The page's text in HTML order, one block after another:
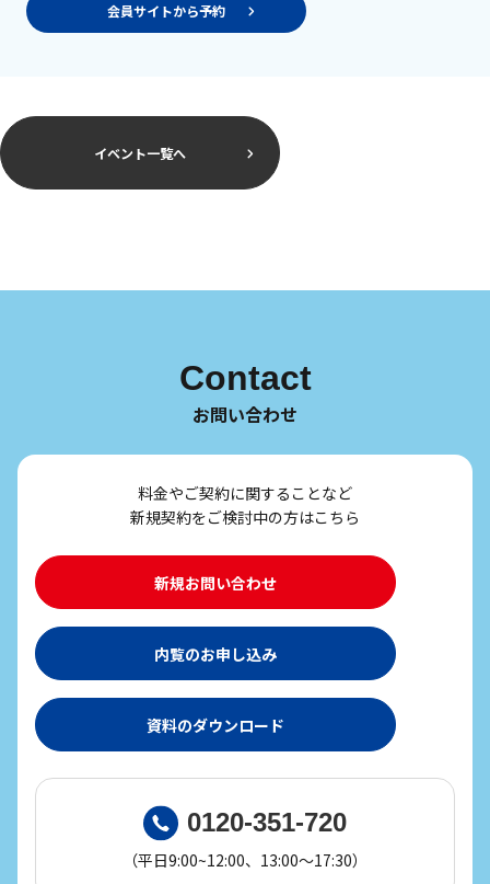
会員サイトから予約
イベント一覧へ
Contact
お問い合わせ
料金やご契約に関することなど
新規契約をご検討中の方はこちら
新規お問い合わせ
内覧のお申し込み
資料のダウンロード
0120-351-720
（平日9:00~12:00、13:00～17:30）